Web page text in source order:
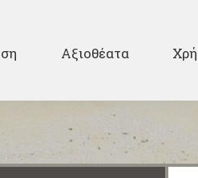
Αξιοθέατα